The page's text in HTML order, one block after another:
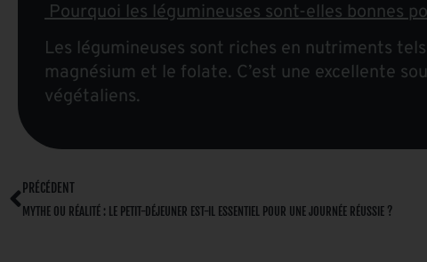
Pourquoi les légumineuses sont-elles bonnes
Les légumineuses sont riches en nutriments
magnésium et le folate. C’est une excellente
végétaliens.
PRÉCÉDENT
MYTHE OU RÉALITÉ : LE PETIT-DÉJEUNER EST-IL ESSENTIEL POUR UNE JOURNÉE RÉUSSIE ?